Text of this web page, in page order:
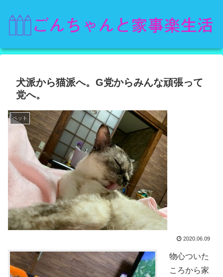
犬派から猫派へ。G党からみんな頑張って
党へ。
ペット
2020.06.09
物心ついた
ころから家